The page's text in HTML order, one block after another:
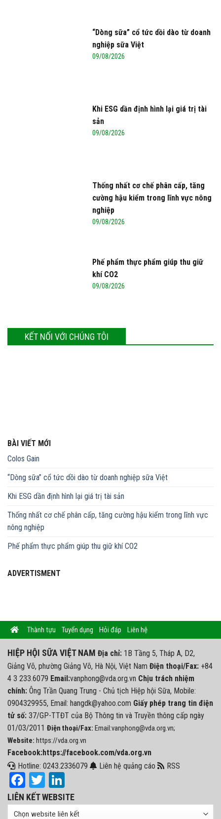
“Dòng sữa” cổ tức dồi dào từ doanh
nghiệp sữa Việt
09/08/2026
Khi ESG dần định hình lại giá trị tài
sản
09/08/2026
Thống nhất cơ chế phân cấp, tăng
cường hậu kiểm trong lĩnh vực nông
nghiệp
09/08/2026
Phế phẩm thực phẩm giúp thu giữ
khí CO2
09/08/2026
KẾT NỐI VỚI CHÚNG TÔI
BÀI VIẾT MỚI
Colos Gain
“Dòng sữa” cổ tức dồi dào từ doanh nghiệp sữa Việt
Khi ESG dần định hình lại giá trị tài sản
Thống nhất cơ chế phân cấp, tăng cường hậu kiểm trong lĩnh vực
nông nghiệp
Phế phẩm thực phẩm giúp thu giữ khí CO2
ADVERTISMENT
Thành tựu Tuyển dụng Hỏi đáp Liên hệ
HIỆP HỘI SỮA VIỆT NAM Địa chỉ: 1B Tầng 5, Tháp A, D2,
Giảng Võ, phường Giảng Võ, Hà Nội, Việt Nam Điện thoại/Fax: +84
4 3 233.6079 Email:vanphong@vda.org.vn Chịu trách nhiệm
chính: Ông Trần Quang Trung - Chủ tịch Hiệp hội Sữa, Mobile:
0904329955, Email: hangdk@yahoo.com Giấy phép trang tin điện
tử số: 37/GP-TTĐT của Bộ Thông tin và Truyền thông cấp ngày
01/03/2011 Điện thoại/Fax: Email:vanphong@vda.org.vn;
Website: https://vda.org.vn
Facebook:https://facebook.com/vda.org.vn
Hotline: 0243.2336079
Liên hệ quảng cáo RSS
Facebook
Twitter
LIÊN KẾT WEBSITE